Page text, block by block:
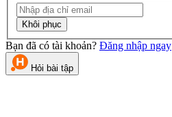
Khôi phục
Bạn đã có tài khoản? Đăng nhập ngay
Hỏi bài tập